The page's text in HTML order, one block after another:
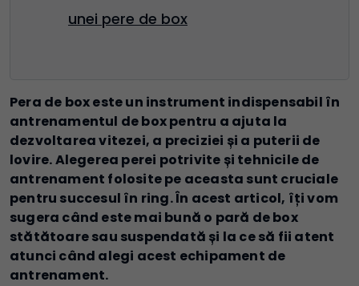
unei pere de box
Pera de box este un instrument indispensabil în
antrenamentul de box pentru a ajuta la
dezvoltarea vitezei, a preciziei și a puterii de
lovire. Alegerea perei potrivite și tehnicile de
antrenament folosite pe aceasta sunt cruciale
pentru succesul în ring. În acest articol, îți vom
sugera când este mai bună o pară de box
stătătoare sau suspendată și la ce să fii atent
atunci când alegi acest echipament de
antrenament.